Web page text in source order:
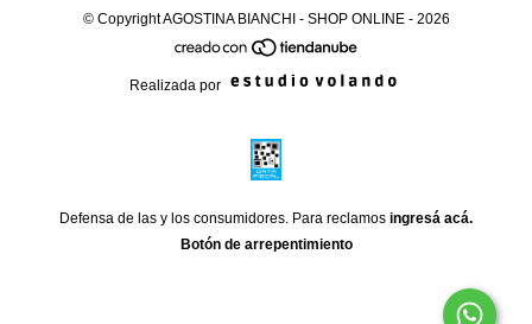
© Copyright AGOSTINA BIANCHI - SHOP ONLINE - 2026
Realizada por
Defensa de las y los consumidores. Para reclamos ingresá acá.
Botón de arrepentimiento